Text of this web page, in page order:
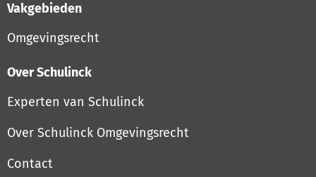
Vakgebieden
Omgevingsrecht
Over Schulinck
Experten van Schulinck
Over Schulinck Omgevingsrecht
Contact